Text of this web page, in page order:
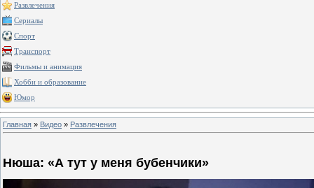
Развлечения
Сериалы
Спорт
Транспорт
Фильмы и анимация
Хобби и образование
Юмор
Главная » Видео » Развлечения
Нюша: «А тут у меня бубенчики»